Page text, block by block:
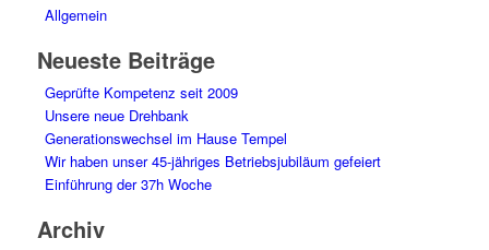
Allgemein
Neueste Beiträge
Geprüfte Kompetenz seit 2009
Unsere neue Drehbank
Generationswechsel im Hause Tempel
Wir haben unser 45-jähriges Betriebsjubiläum gefeiert
Einführung der 37h Woche
Archiv